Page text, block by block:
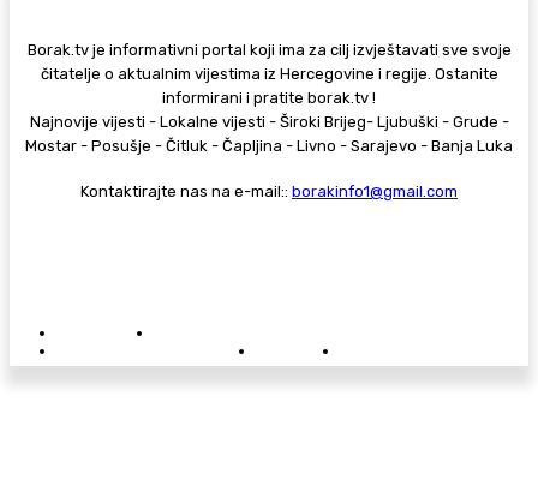
Borak.tv je informativni portal koji ima za cilj izvještavati sve svoje
čitatelje o aktualnim vijestima iz Hercegovine i regije. Ostanite
informirani i pratite borak.tv !
Najnovije vijesti - Lokalne vijesti - Široki Brijeg- Ljubuški - Grude -
Mostar - Posušje - Čitluk - Čapljina - Livno - Sarajevo - Banja Luka
Kontaktirajte nas na e-mail:: borakinfo1@gmail.com